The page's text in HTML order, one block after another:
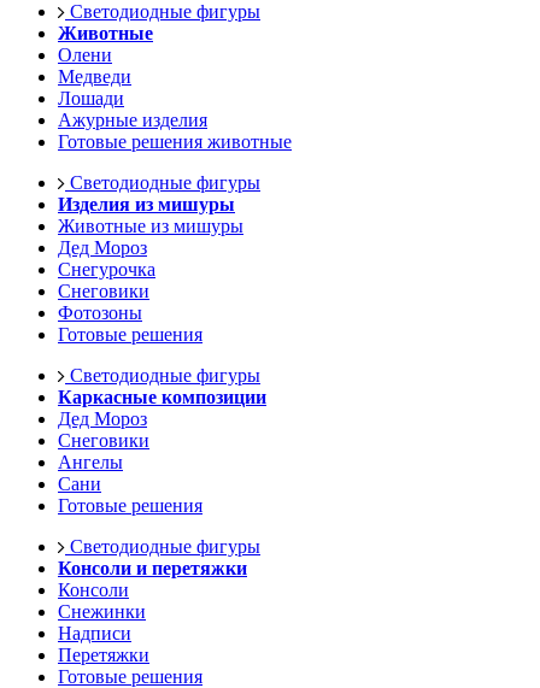
Светодиодные фигуры
Животные
Олени
Медведи
Лошади
Ажурные изделия
Готовые решения животные
Светодиодные фигуры
Изделия из мишуры
Животные из мишуры
Дед Мороз
Снегурочка
Снеговики
Фотозоны
Готовые решения
Светодиодные фигуры
Каркасные композиции
Дед Мороз
Снеговики
Ангелы
Сани
Готовые решения
Светодиодные фигуры
Консоли и перетяжки
Консоли
Снежинки
Надписи
Перетяжки
Готовые решения